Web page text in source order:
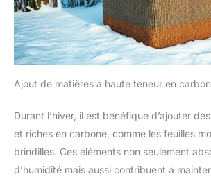
Ajout de matières à haute teneur en
Durant l’hiver, il est bénéfique d’ajouter
et riches en carbone, comme les feuilles
brindilles. Ces éléments non seulement
d’humidité mais aussi contribuent à